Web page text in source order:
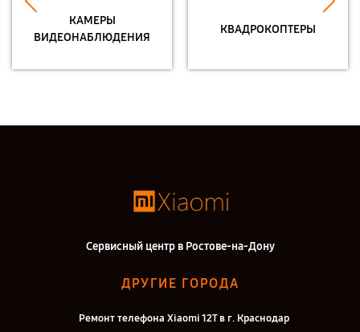
КАМЕРЫ
ВИДЕОНАБЛЮДЕНИЯ
КВАДРОКОПТЕРЫ
Сервисный центр в Ростове-на-Дону
ДРУГИЕ ГОРОДА
Ремонт телефона Xiaomi 12T в г. Краснодар